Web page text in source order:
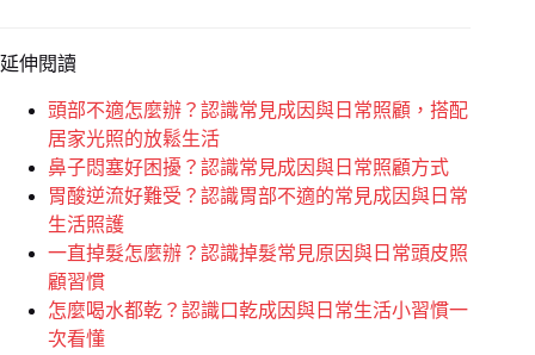
延伸閱讀
頭部不適怎麼辦？認識常見成因與日常照顧，搭配
居家光照的放鬆生活
鼻子悶塞好困擾？認識常見成因與日常照顧方式
胃酸逆流好難受？認識胃部不適的常見成因與日常
生活照護
一直掉髮怎麼辦？認識掉髮常見原因與日常頭皮照
顧習慣
怎麼喝水都乾？認識口乾成因與日常生活小習慣一
次看懂